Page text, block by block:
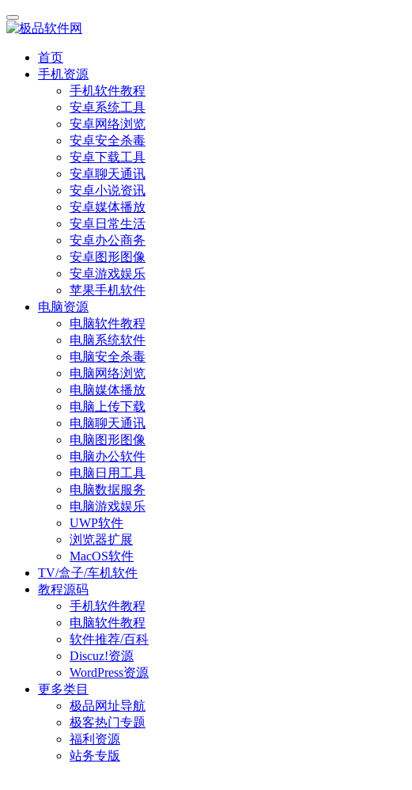
首页
手机资源
手机软件教程
安卓系统工具
安卓网络浏览
安卓安全杀毒
安卓下载工具
安卓聊天通讯
安卓小说资讯
安卓媒体播放
安卓日常生活
安卓办公商务
安卓图形图像
安卓游戏娱乐
苹果手机软件
电脑资源
电脑软件教程
电脑系统软件
电脑安全杀毒
电脑网络浏览
电脑媒体播放
电脑上传下载
电脑聊天通讯
电脑图形图像
电脑办公软件
电脑日用工具
电脑数据服务
电脑游戏娱乐
UWP软件
浏览器扩展
MacOS软件
TV/盒子/车机软件
教程源码
手机软件教程
电脑软件教程
软件推荐/百科
Discuz!资源
WordPress资源
更多类目
极品网址导航
极客热门专题
福利资源
站务专版